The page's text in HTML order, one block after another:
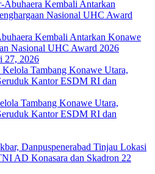
Kembali Antarkan Konawe
Nasional UHC Award 2026
27, 2026
Tambang Konawe Utara,
Kantor ESDM RI dan